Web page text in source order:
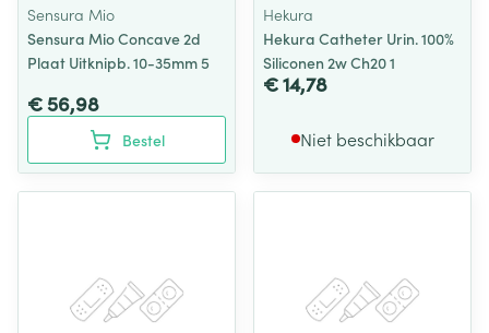
Sensura Mio
Sensura Mio Concave 2d
Plaat Uitknipb. 10-35mm 5
€ 56,98
Bestel
Hekura
Hekura Catheter Urin. 100%
Siliconen 2w Ch20 1
€ 14,78
Niet beschikbaar